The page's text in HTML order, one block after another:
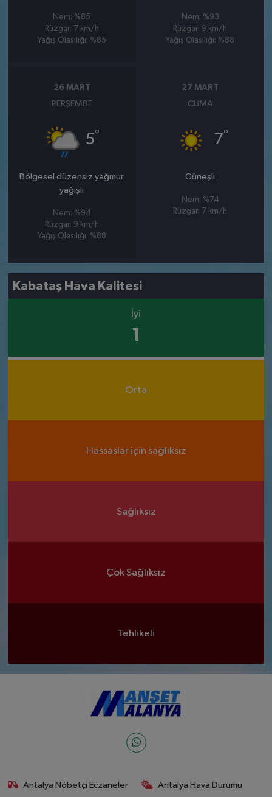
Nem: %85
Rüzgar: 7 km/h
Yağış Olasılığı: %85
Nem: %93
Rüzgar: 9 km/h
Yağış Olasılığı: %88
26 MART
PERŞEMBE
5°
Bölgesel düzensiz yağmur
yağışlı
Nem: %94
Rüzgar: 9 km/h
Yağış Olasılığı: %88
27 MART
CUMA
7°
Güneşli
Nem: %74
Rüzgar: 7 km/h
Kabataş Hava Kalitesi
İyi
1
Orta
Hassaslar için sağlıksız
Sağlıksız
Çok Sağlıksız
Tehlikeli
Antalya Nöbetçi Eczaneler Antalya Hava Durumu